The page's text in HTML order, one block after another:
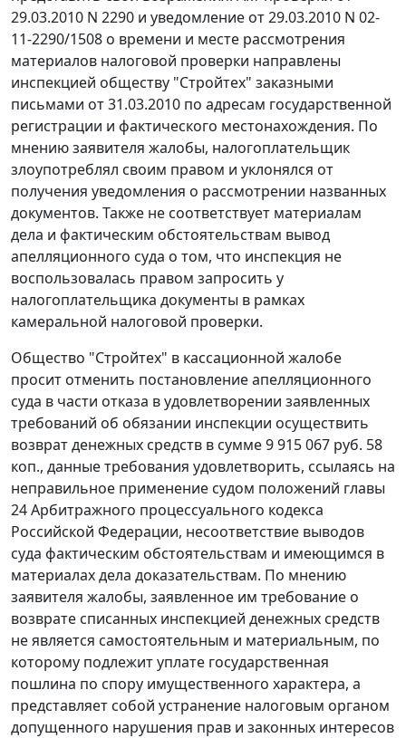
29.03.2010 N 2290 и уведомление от 29.03.2010 N 02-
11-2290/1508 о времени и месте рассмотрения
материалов налоговой проверки направлены
инспекцией обществу "Стройтех" заказными
письмами от 31.03.2010 по адресам государственной
регистрации и фактического местонахождения. По
мнению заявителя жалобы, налогоплательщик
злоупотреблял своим правом и уклонялся от
получения уведомления о рассмотрении названных
документов. Также не соответствует материалам
дела и фактическим обстоятельствам вывод
апелляционного суда о том, что инспекция не
воспользовалась правом запросить у
налогоплательщика документы в рамках
камеральной налоговой проверки.
Общество "Стройтех" в кассационной жалобе
просит отменить постановление апелляционного
суда в части отказа в удовлетворении заявленных
требований об обязании инспекции осуществить
возврат денежных средств в сумме 9 915 067 руб. 58
коп., данные требования удовлетворить, ссылаясь на
неправильное применение судом положений главы
24Арбитражного процессуального кодекса
Российской Федерации, несоответствие выводов
суда фактическим обстоятельствам и имеющимся в
материалах дела доказательствам. По мнению
заявителя жалобы, заявленное им требование о
возврате списанных инспекцией денежных средств
не является самостоятельным и материальным, по
которому подлежит уплате государственная
пошлина по спору имущественного характера, а
представляет собой устранение налоговым органом
допущенного нарушения прав и законных интересов